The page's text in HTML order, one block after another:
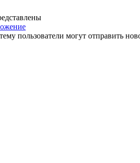
пользователи могут отправить